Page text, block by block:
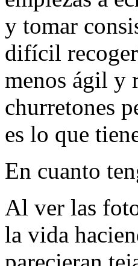
y tomar
difícil
menos ágil y
churretones
es lo que
En cuanto
Al ver las
la vida